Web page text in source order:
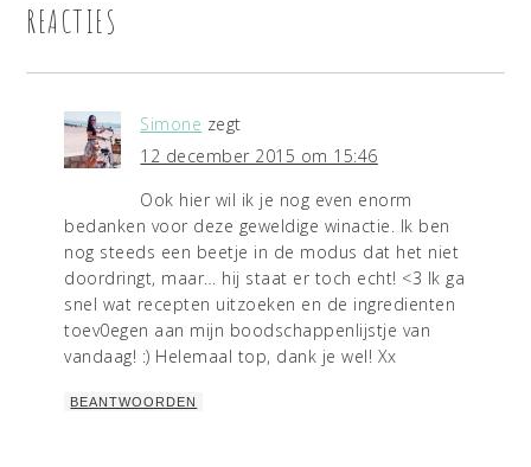
REACTIES
Simone zegt
12 december 2015 om 15:46
Ook hier wil ik je nog even enorm
bedanken voor deze geweldige winactie. Ik ben
nog steeds een beetje in de modus dat het niet
doordringt, maar… hij staat er toch echt! <3 Ik ga
snel wat recepten uitzoeken en de ingredienten
toev0egen aan mijn boodschappenlijstje van
vandaag! :) Helemaal top, dank je wel! Xx
BEANTWOORDEN